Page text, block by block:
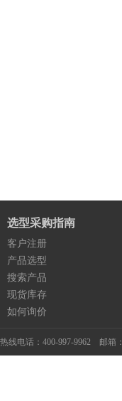
选型采购指南
客户注册
产品选型
搜索产品
现货库存
如何询价
热线电话：400-997-9962 邮箱：